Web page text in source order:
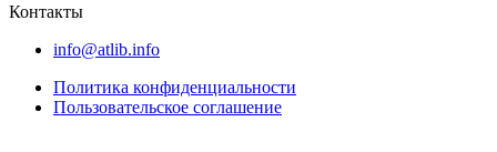
Контакты
info@atlib.info
Политика конфиденциальности
Пользовательское соглашение